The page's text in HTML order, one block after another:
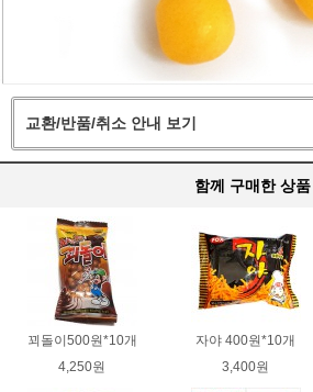
교환/반품/취소 안내 보기
함께 구매한 상품
꾀돌이500원*10개
4,250원
자야 400원*10개
3,400원